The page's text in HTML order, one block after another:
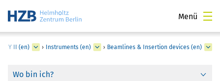
Menü
II (en) › Instruments (en) › Beamlines & Insertion devices (en)
Wo bin ich?